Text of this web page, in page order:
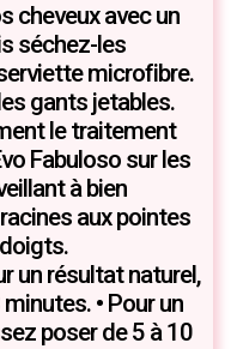
cheveux avec un
séchez-les
microfibre.
gants jetables.
le traitement
Fabuloso sur les
à bien
aux pointes
un résultat naturel,
• Pour un
poser de 5 à 10